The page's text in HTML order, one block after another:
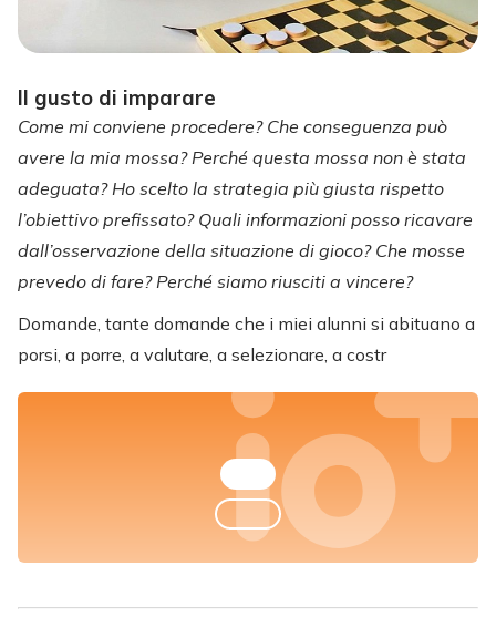
Il gusto di imparare
Come mi conviene procedere? Che conseguenza può
avere la mia mossa? Perché questa mossa non è stata
adeguata? Ho scelto la strategia più giusta rispetto
l’obiettivo prefissato? Quali informazioni posso ricavare
dall’osservazione della situazione di gioco? Che mosse
prevedo di fare? Perché siamo riusciti a vincere?
Domande, tante domande che i miei alunni si abituano a
porsi, a porre, a valutare, a selezionare, a costr